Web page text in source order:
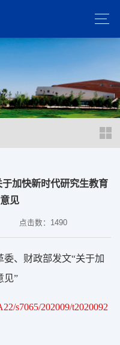
加快新时代研究生教育
见
点击数： 1490
委、财政部发文“关于加
见”
s7065/202009/t2020092